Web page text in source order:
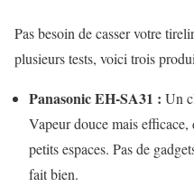
Pas besoin de casser votre
plusieurs tests, voici trois
Panasonic EH-SA31 : Un
Vapeur douce mais
petits espaces. Pas de
fait bien.